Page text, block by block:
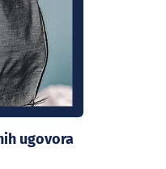
ugovora